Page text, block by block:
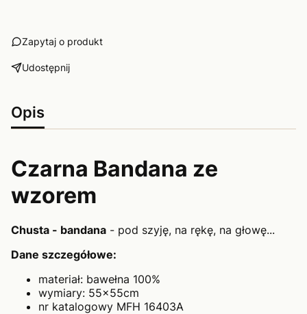
Zapytaj o produkt
Udostępnij
Opis
Czarna Bandana ze
wzorem
Chusta - bandana - pod szyję, na rękę, na głowę...
Dane szczegółowe:
materiał: bawełna 100%
wymiary: 55x55cm
nr katalogowy MFH 16403A